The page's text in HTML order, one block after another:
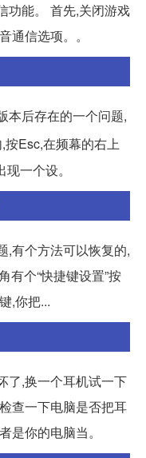
功能。 首先,关闭游戏
通信选项。。
本后存在的一个问题,
Esc,在频幕的右上
一个设。
,有个方法可以恢复的,
有个“快捷键设置”按
,你把...
了,换一个耳机试一下
查一下电脑是否把耳
是你的电脑当。